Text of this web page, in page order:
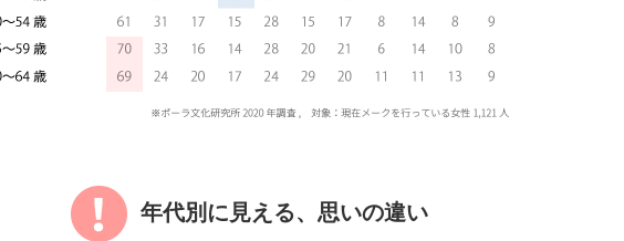
年代別に見える、思いの違い